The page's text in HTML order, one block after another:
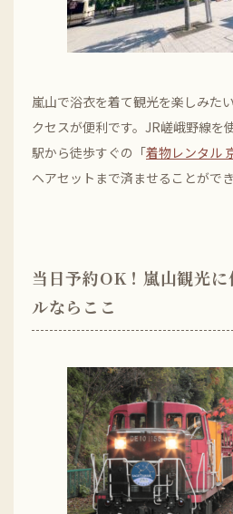
嵐山で浴衣を着て観光を楽しみた
クセスが便利です。JR嵯峨野線を
駅から徒歩すぐの「着物レンタル
ヘアセットまで済ませることができ
当日予約OK！嵐山観光
ルならここ